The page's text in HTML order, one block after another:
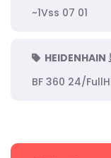
~1Vss 07 01
BF 360 24/